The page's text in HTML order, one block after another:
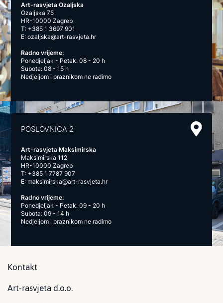
Art-rasvjeta Ozaljska
Ozaljska 75
HR-10000 Zagreb
T: +385 1 3697 901
E:ozaljska@art-rasvjeta.hr
Radno vrijeme:
Ponedjeljak - Petak: 08 - 20 h
Subota: 08 - 15 h
Nedjeljom i praznikom ne radimo
POSLOVNICA 2
Art-rasvjeta Maksimirska
Maksimirska 112
HR-10000 Zagreb
T: +385 1 7787 907
E: maksimirska@art-rasvjeta.hr
Radno vrijeme:
Ponedjeljak - Petak: 09 - 20 h
Subota: 09 - 14 h
Nedjeljom i praznikom ne radimo
Kontakt
Art-rasvjeta d.o.o.